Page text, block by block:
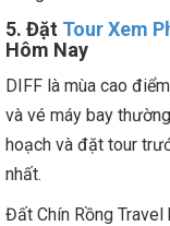
5. Đặt Tour Xem
Hôm Nay
DIFF là mùa cao
và vé máy bay
hoạch và đặt tour
nhất.
Đất Chín Rồng Travel